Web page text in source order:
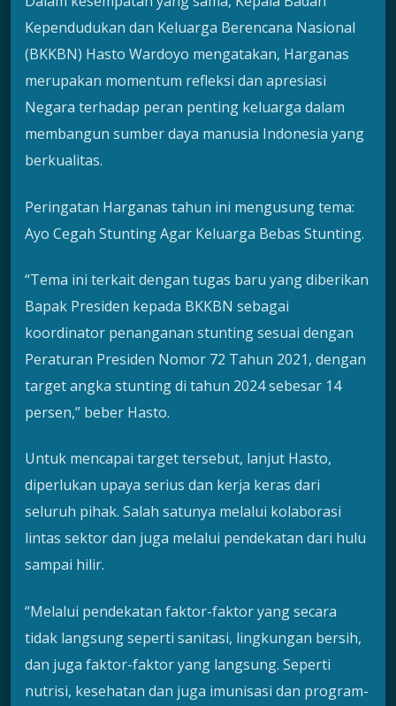
Kependudukan dan Keluarga Berencana Nasional
(BKKBN) Hasto Wardoyo mengatakan, Harganas
merupakan momentum refleksi dan apresiasi
Negara terhadap peran penting keluarga dalam
membangun sumber daya manusia Indonesia yang
berkualitas.
Peringatan Harganas tahun ini mengusung tema:
Ayo Cegah Stunting Agar Keluarga Bebas Stunting.
“Tema ini terkait dengan tugas baru yang diberikan
Bapak Presiden kepada BKKBN sebagai
koordinator penanganan stunting sesuai dengan
Peraturan Presiden Nomor 72 Tahun 2021, dengan
target angka stunting di tahun 2024 sebesar 14
persen,” beber Hasto.
Untuk mencapai target tersebut, lanjut Hasto,
diperlukan upaya serius dan kerja keras dari
seluruh pihak. Salah satunya melalui kolaborasi
lintas sektor dan juga melalui pendekatan dari hulu
sampai hilir.
“Melalui pendekatan faktor-faktor yang secara
tidak langsung seperti sanitasi, lingkungan bersih,
dan juga faktor-faktor yang langsung. Seperti
nutrisi, kesehatan dan juga imunisasi dan program-